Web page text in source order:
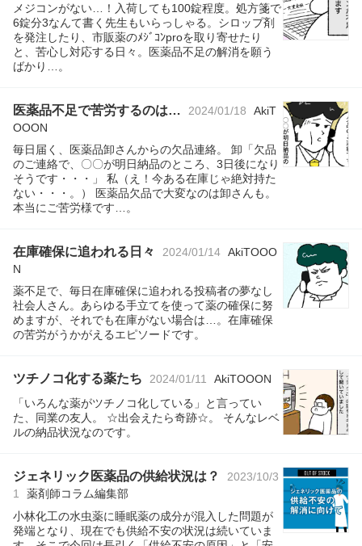
メジコンがない…！入荷しても100錠程度。処方箋で
6錠分3なんて書く先生もいらっしゃる。シロップ剤
を発注したり、市販薬のﾒｼﾞｺﾝproを取り寄せたり
と、苦心し対応する日々。医薬品不足の解消を願う
ばかり…。
医薬品不足で苦労するのは… 2024/01/18
AkiT
OOON
毎日届く、医薬品卸さんからの欠品連絡。 卸「欠品
のご連絡で、〇〇が明日納品のところ、3日後になり
そうです・・・」 私（え！今ある在庫じゃ絶対持た
ない・・・。） 医薬品欠品で大変なのは卸さんも。
本当にご苦労様です…。
在庫確保に追われる日々 2024/01/14 AkiTOOO
N
薬不足で、毎日在庫確保に追われる投稿者の夢なし
社会人さん。あらゆる手立てを使って薬の確保に努
めますが、それでも在庫がない場合は…。在庫確保
の苦労がうかがえるエピソードです。
ツチノコ化する薬たち 2024/01/11 AkiTOOON
「いろんな薬がツチノコ化している」と言ってい
た、同業の友人。 ☆出会えたら奇跡☆。 そんなレベ
ルの納品状況なのです。
ジェネリック医薬品の供給状況は？
2023/10/3
1
薬剤師コラム編集部
小林化工の水虫薬に睡眠薬の成分が混入した問題が
発端となり、現在でも供給不安の状況は続いていま